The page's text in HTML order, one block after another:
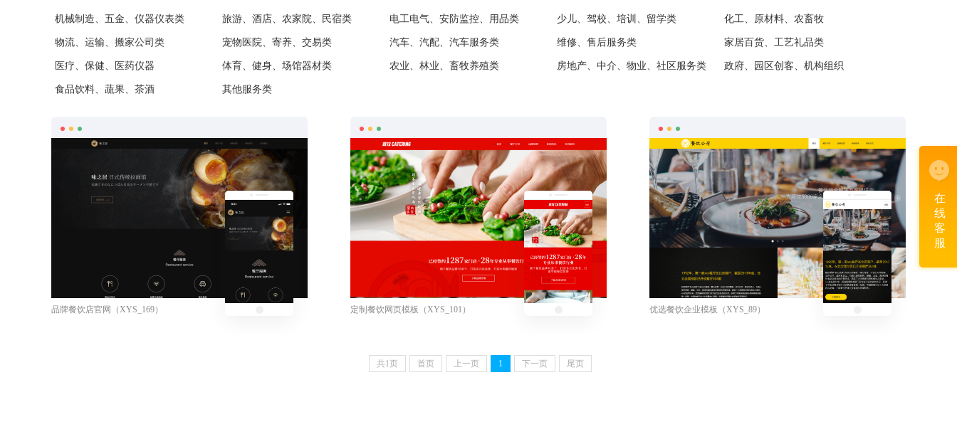
机械制造、五金、仪器仪表类 旅游、酒店、农家院、民宿类 电工电气、安防监控、用品类 少儿、驾校、培训、留学类 化工、原材料、农畜牧
物流、运输、搬家公司类 宠物医院、寄养、交易类 汽车、汽配、汽车服务类 维修、售后服务类 家居百货、工艺礼品类
医疗、保健、医药仪器 体育、健身、场馆器材类 农业、林业、畜牧养殖类 房地产、中介、物业、社区服务类 政府、园区创客、机构组织
食品饮料、蔬果、茶酒
其他服务类
品牌餐饮店官网（XYS_169） 定制餐饮网页模板（XYS_101） 优选餐饮企业模板（XYS_89）
共1页 首页 上一页 1 下一页 尾页
在
线
客
服